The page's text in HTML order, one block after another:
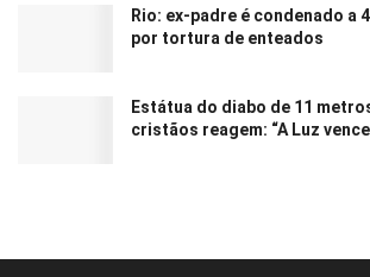
Rio: ex-padre é condenado a
por tortura de enteados
Estátua do diabo de 11
cristãos reagem: “A Luz